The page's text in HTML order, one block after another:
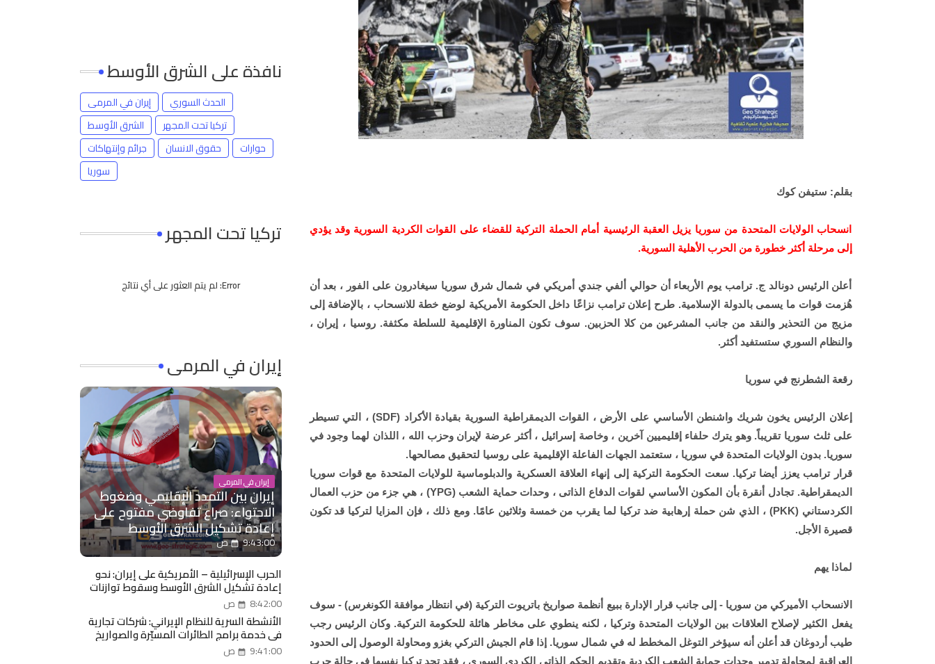
بقلم: ستيفن كوك
انسحاب الولايات المتحدة من سوريا يزيل العقبة الرئيسية أمام الحملة التركية للقضاء على القوات الكردية السورية وقد يؤدي
إلى مرحلة أكثر خطورة من الحرب الأهلية السورية.
أعلن الرئيس دونالد ج. ترامب يوم الأربعاء أن حوالي ألفي جندي أمريكي في شمال شرق سوريا سيغادرون على الفور ، بعد أن
هُزمت قوات ما يسمى بالدولة الإسلامية. طرح إعلان ترامب نزاعًا داخل الحكومة الأمريكية لوضع خطة للانسحاب ، بالإضافة إلى
مزيج من التحذير والنقد من جانب المشرعين من كلا الحزبين. سوف تكون المناورة الإقليمية للسلطة مكثفة. روسيا ، إيران ،
والنظام السوري ستستفيد أكثر.
رقعة الشطرنج في سوريا
إعلان الرئيس يخون شريك واشنطن الأساسي على الأرض ، القوات الديمقراطية السورية بقيادة الأكراد (SDF) ، التي تسيطر
على ثلث سوريا تقريباً. وهو يترك حلفاء إقليميين آخرين ، وخاصة إسرائيل ، أكثر عرضة لإيران وحزب الله ، اللذان لهما وجود في
سوريا. بدون الولايات المتحدة في سوريا ، ستعتمد الجهات الفاعلة الإقليمية على روسيا لتحقيق مصالحها.
قرار ترامب يعزز أيضا تركيا. سعت الحكومة التركية إلى إنهاء العلاقة العسكرية والدبلوماسية للولايات المتحدة مع قوات سوريا
الديمقراطية. تجادل أنقرة بأن المكون الأساسي لقوات الدفاع الذاتى ، وحدات حماية الشعب (YPG) ، هي جزء من حزب العمال
الكردستاني (PKK) ، الذي شن حملة إرهابية ضد تركيا لما يقرب من خمسة وثلاثين عامًا. ومع ذلك ، فإن المزايا لتركيا قد تكون
قصيرة الأجل.
لماذا يهم
الانسحاب الأميركي من سوريا - إلى جانب قرار الإدارة ببيع أنظمة صواريخ باتريوت التركية (في انتظار موافقة الكونغرس) - سوف
يفعل الكثير لإصلاح العلاقات بين الولايات المتحدة وتركيا ، لكنه ينطوي على مخاطر هائلة للحكومة التركية. وكان الرئيس رجب
طيب أردوغان قد أعلن أنه سيؤخر التوغل المخطط له في شمال سوريا. إذا قام الجيش التركي بغزو ومحاولة الوصول إلى الحدود
العراقية لمحاولة تدمير وحدات حماية الشعب الكردية وتقديم الحكم الذاتي الكردي السوري ، فقد تجد تركيا نفسها في حالة حرب
نافذة على الشرق الأوسط
إيران في المرمى
الحدث السوري
الشرق الأوسط
تركيا تحت المجهر
جرائم وإنتهاكات
حقوق الانسان
حوارات
سوريا
تركيا تحت المجهر
Error: لم يتم العثور على أي نتائج
إيران في المرمى
إيران في المرمى
إيران بين التمدد الإقليمي وضغوط
الاحتواء: صراع تفاوضي مفتوح على
إعادة تشكيل الشرق الأوسط
9:43:00 ص
الحرب الإسرائيلية – الأمريكية على إيران: نحو
إعادة تشكيل الشرق الأوسط وسقوط توازنات
النظام الإيراني مدخل: حرب تتجاوز حدود الضربات
العسكرية
8:42:00 ص
الأنشطة السرية للنظام الإيراني: شركات تجارية
في خدمة برامج الطائرات المسيّرة والصواريخ
9:41:00 ص